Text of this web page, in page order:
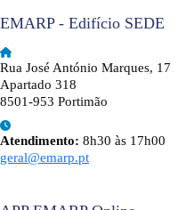
EMARP - Edifício SEDE
Rua José António Marques, 17
Apartado 318
8501-953 Portimão
Atendimento: 8h30 às 17h00
geral@emarp.pt